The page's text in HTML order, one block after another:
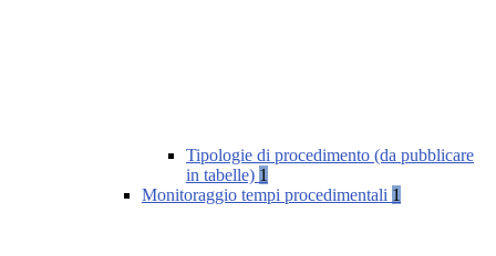
Tipologie di procedimento (da pubblicare
in tabelle) 1
Monitoraggio tempi procedimentali 1